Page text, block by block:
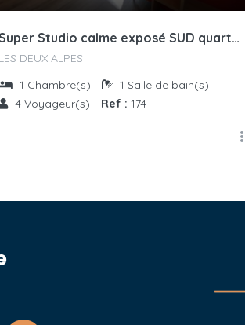
Super Studio calme exposé SUD quartier Venosc
LES DEUX ALPES
1 Chambre(s) 1 Salle de bain(s)
4 Voyageur(s) Ref : 174